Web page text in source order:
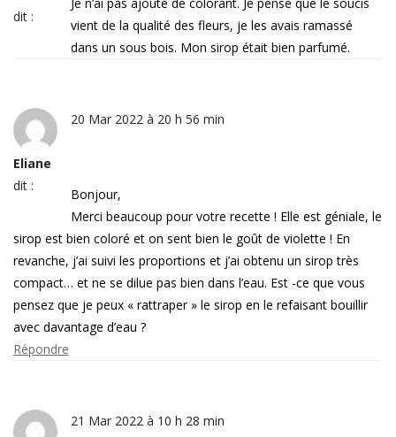
dit :
Je n’ai pas ajouté de colorant. Je pense que le soucis
vient de la qualité des fleurs, je les avais ramassé
dans un sous bois. Mon sirop était bien parfumé.
Eliane
dit :
20 Mar 2022 à 20 h 56 min
Bonjour,
Merci beaucoup pour votre recette ! Elle est géniale, le
sirop est bien coloré et on sent bien le goût de violette ! En
revanche, j’ai suivi les proportions et j’ai obtenu un sirop très
compact… et ne se dilue pas bien dans l’eau. Est -ce que vous
pensez que je peux « rattraper » le sirop en le refaisant bouillir
avec davantage d’eau ?
Répondre
21 Mar 2022 à 10 h 28 min